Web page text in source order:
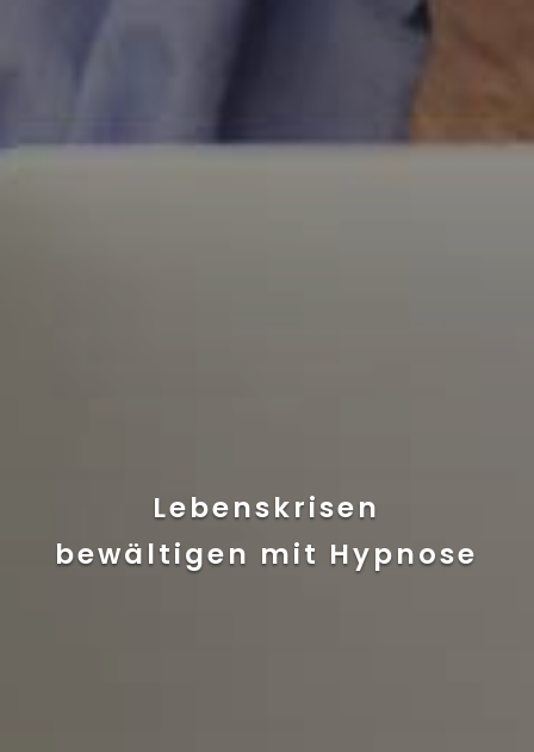
Lebenskrisen
bewältigen mit Hypnose